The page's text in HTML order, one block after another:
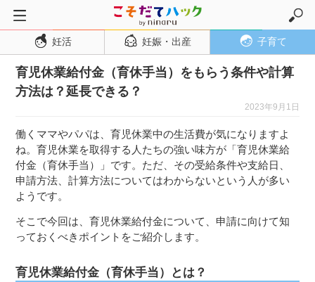
トップページ
妊活
妊娠・出産
妊娠初期
妊娠中期
妊娠後期
出産
子育て・育児
０歳児
妊活 妊娠・出産 子育て
育児休業給付金（育休手当）をもらう条件や計算
方法は？延長できる？
2023年9月1日
働くママやパパは、育児休業中の生活費が気になりますよ
ね。育児休業を取得する人たちの強い味方が「育児休業給
付金（育休手当）」です。ただ、その受給条件や支給日、
申請方法、計算方法についてはわからないという人が多い
ようです。
そこで今回は、育児休業給付金について、申請に向けて知
っておくべきポイントをご紹介します。
育児休業給付金（育休手当）とは？